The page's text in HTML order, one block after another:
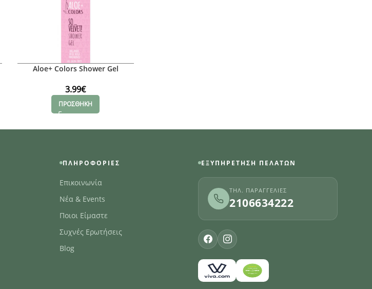
Aloe+ Colors Shower Gel
3.99€
ΠΡΟΣΘΗΚΗ
ΠΛΗΡΟΦΟΡΊΕΣ
Επικοινωνία
Νέα & Events
Ποιοι Είμαστε
Συχνές Ερωτήσεις
Blog
ΕΞΥΠΗΡΈΤΗΣΗ ΠΕΛΑΤΏΝ
ΤΗΛ. ΠΑΡΑΓΓΕΛΊΕΣ
2106634222